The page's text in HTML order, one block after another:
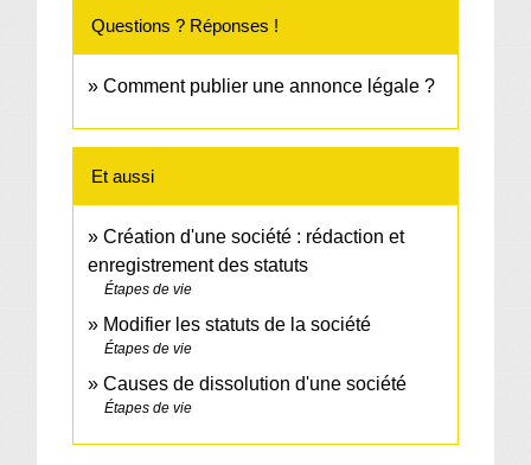
Questions ? Réponses !
Comment publier une annonce légale ?
Et aussi
Création d'une société : rédaction et
enregistrement des statuts
Étapes de vie
Modifier les statuts de la société
Étapes de vie
Causes de dissolution d'une société
Étapes de vie